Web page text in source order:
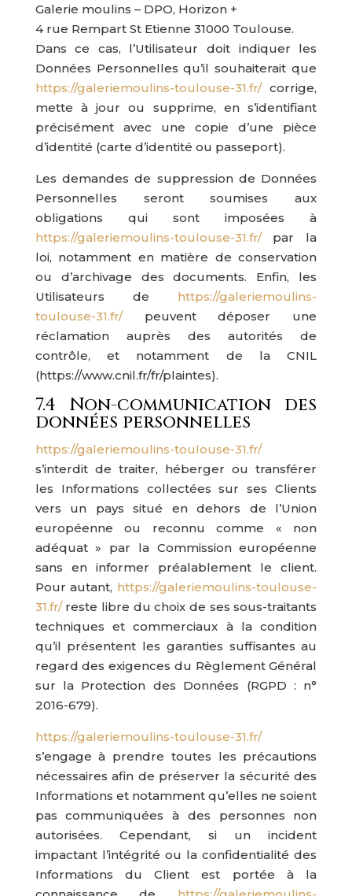
Galerie moulins – DPO, Horizon +
4 rue Rempart St Etienne 31000 Toulouse.
Dans ce cas, l’Utilisateur doit indiquer les
Données Personnelles qu’il souhaiterait que
https://galeriemoulins-toulouse-31.fr/corrige,
mette à jour ou supprime, en s’identifiant
précisément avec une copie d’une pièce
d’identité (carte d’identité ou passeport).
Les demandes de suppression de Données
Personnelles seront soumises aux
obligations qui sont imposées à
https://galeriemoulins-toulouse-31.fr/par la
loi, notamment en matière de conservation
ou d’archivage des documents. Enfin, les
Utilisateurs de https://galeriemoulins-
toulouse-31.fr/peuvent déposer une
réclamation auprès des autorités de
contrôle, et notamment de la CNIL
(https://www.cnil.fr/fr/plaintes).
7.4 Non-communication des
données personnelles
https://galeriemoulins-toulouse-31.fr/
s’interdit de traiter, héberger ou transférer
les Informations collectées sur ses Clients
vers un pays situé en dehors de l’Union
européenne ou reconnu comme « non
adéquat » par la Commission européenne
sans en informer préalablement le client.
Pour autant, https://galeriemoulins-toulouse-
31.fr/reste libre du choix de ses sous-traitants
techniques et commerciaux à la condition
qu’il présentent les garanties suffisantes au
regard des exigences du Règlement Général
sur la Protection des Données (RGPD : n°
2016-679).
https://galeriemoulins-toulouse-31.fr/
s’engage à prendre toutes les précautions
nécessaires afin de préserver la sécurité des
Informations et notamment qu’elles ne soient
pas communiquées à des personnes non
autorisées. Cependant, si un incident
impactant l’intégrité ou la confidentialité des
Informations du Client est portée à la